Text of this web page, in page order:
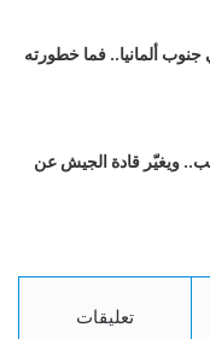
ألمانيا.. فما خطورته
ويغيّر قادة الجيش عن
تعليقات